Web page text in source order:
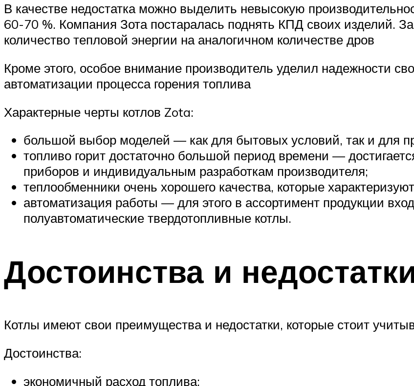
В качестве недостатка можно выделить невысокую
60-70 %. Компания Зота постаралась поднять КПД своих изделий.
количество тепловой энергии на аналогичном количестве дров
Кроме этого, особое внимание производитель уделил надежности
автоматизации процесса горения топлива
Характерные черты котлов Zota:
большой выбор моделей — как для бытовых условий, так и для
топливо горит достаточно большой период времени —
приборов и индивидуальным разработкам производителя;
теплообменники очень хорошего качества, которые
автоматизация работы — для этого в ассортимент продукции
полуавтоматические твердотопливные котлы.
Достоинства и
Котлы имеют свои преимущества и недостатки, которые стоит
Достоинства:
экономичный расход топлива;